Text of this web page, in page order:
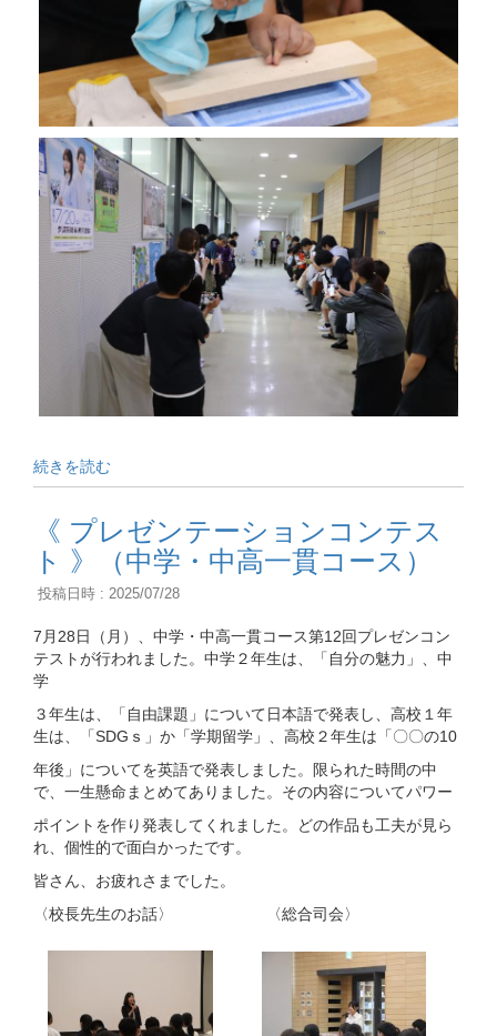
続きを読む
《 プレゼンテーションコンテス
ト 》（中学・中高一貫コース）
投稿日時 : 2025/07/28
7月28日（月）、中学・中高一貫コース第12回プレゼンコン
テストが行われました。中学２年生は、「自分の魅力」、中
学
３年生は、「自由課題」について日本語で発表し、高校１年
生は、「SDGｓ」か「学期留学」、高校２年生は「〇〇の10
年後」についてを英語で発表しました。限られた時間の中
で、一生懸命まとめてありました。その内容についてパワー
ポイントを作り発表してくれました。どの作品も工夫が見ら
れ、個性的で面白かったです。
皆さん、お疲れさまでした。
〈校長先生のお話〉 〈総合司会〉